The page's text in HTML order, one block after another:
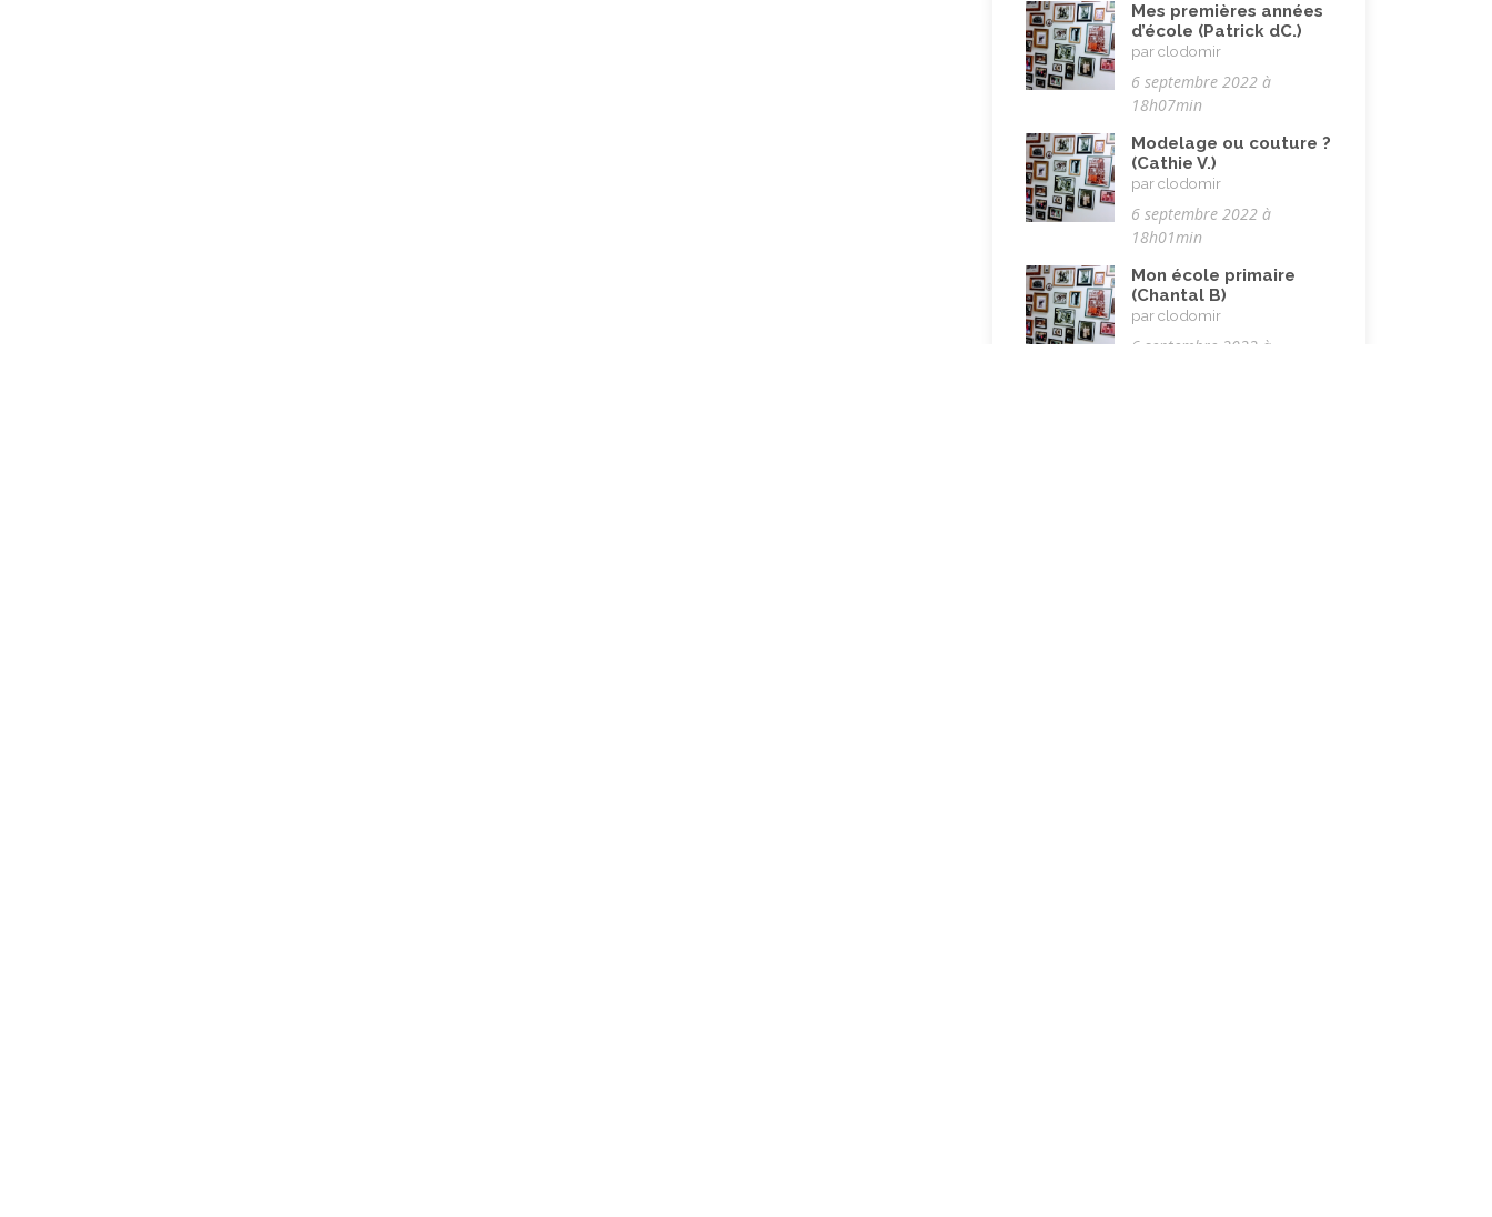
Rêves (12)
Solidarité (24)
Technologie (évolution) (24)
Travail (102)
Vacances (19)
Vieillissement (20)
Voyages (38)
Mes premières années
d’école (Patrick dC.)
par clodomir
6 septembre 2022 à
18h07min
Modelage ou couture ?
(Cathie V.)
par clodomir
6 septembre 2022 à
18h01min
Mon école primaire
(Chantal B)
par clodomir
6 septembre 2022 à